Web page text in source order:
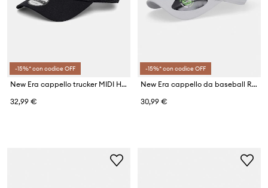
-15%* con codice OFF
New Era cappello trucker MIDI HOMEFIELD 940 NYY
32,99 €
-15%* con codice OFF
New Era cappello da baseball RECYCLED MINI 920 LA DODGERS
30,99 €